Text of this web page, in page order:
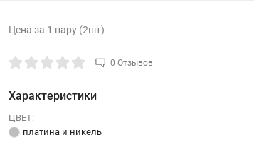
Цена за 1 пару (2шт)
0 Отзывов
Характеристики
ЦВЕТ:
платина и никель